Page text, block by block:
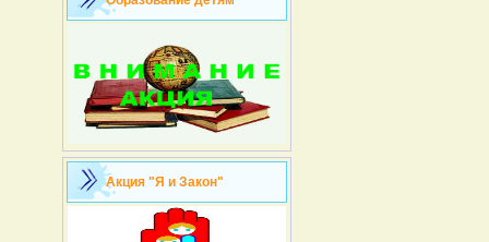
Акция "Я и Закон"